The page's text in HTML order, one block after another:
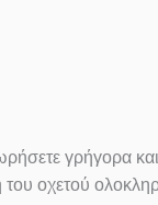
γρήγορα
οχετού